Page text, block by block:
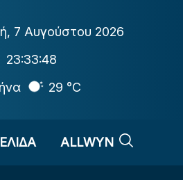
, 7 Αυγούστου 2026
23:33:48
29 °C
ALLWYN